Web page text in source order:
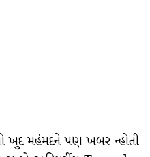
ખુદ મહંમદને પણ ખબર ન્હોતી